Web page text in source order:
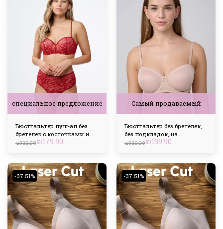
специальное предложение
Бюстгальтер пуш-ап без
бретелек с косточками и
кружевом
₪329.90₪179.90
Самый продаваемый
Бюстгальтер без бретелек,
без подкладок, на
косточках
₪329.90₪199.90
-37.51% -37.51%